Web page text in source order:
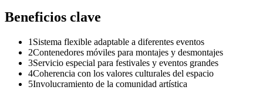
Beneficios clave
1 Sistema flexible adaptable a diferentes eventos
2Contenedores móviles para montajes y desmontajes
3Servicio especial para festivales y eventos grandes
4Coherencia con los valores culturales del espacio
5Involucramiento de la comunidad artística